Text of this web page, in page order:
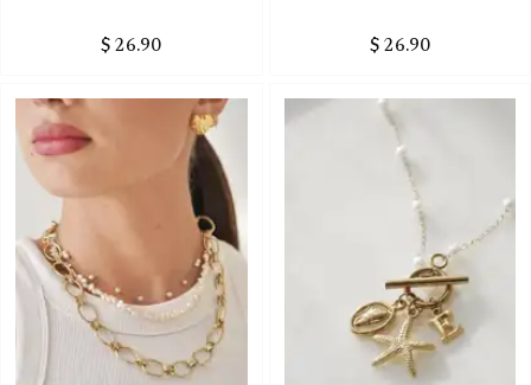
$ 26.90 $ 26.90